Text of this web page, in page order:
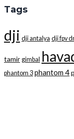
Tags
dji dji antalya dji fpv
tamir gimbal
phantom 3 phantom 4